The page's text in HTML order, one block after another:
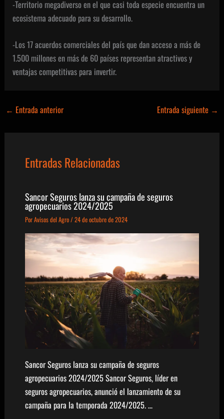
-Territorio megadiverso en el que casi toda especie encuentra un
ecosistema adecuado para su desarrollo.
-Los 17 acuerdos comerciales del país que dan acceso a más de
1.500 millones en más de 60 países representan atractivos y
ventajas competitivas para invertir.
← Entrada anterior Entrada siguiente →
Entradas Relacionadas
Sancor Seguros lanza su campaña de seguros
agropecuarios 2024/2025
PorAvisos del Agro/ 24 de octubre de 2024
Sancor Seguros lanza su campaña de seguros
agropecuarios 2024/2025 Sancor Seguros, líder en
seguros agropecuarios, anunció el lanzamiento de su
campaña para la temporada 2024/2025. …